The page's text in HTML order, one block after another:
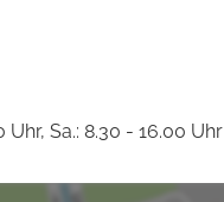
Sa.: 8.30 - 16.00 Uhr